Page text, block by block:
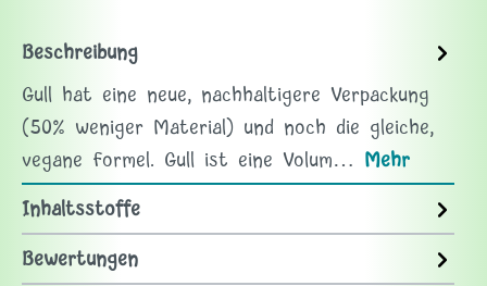
Beschreibung
Gull hat eine neue, nachhaltigere Verpackung
(50% weniger Material) und noch die gleiche,
vegane Formel. Gull ist eine Volum… Mehr
Inhaltsstoffe
Bewertungen